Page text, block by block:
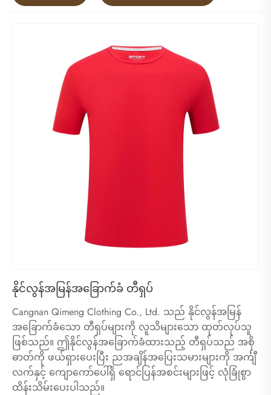
နိုင်လွန်အမြန်အခြောက်ခံ တီရှပ်
Cangnan Qimeng Clothing Co., Ltd. သည် နိုင်လွန်အမြန်
အခြောက်ခံသော တီရှပ်များကို လူသိများသော ထုတ်လုပ်သူ
ဖြစ်သည်။ ဤနိုင်လွန်အခြောက်ခံထားသည့် တီရှပ်သည် အစို
ဓာတ်ကို ဖယ်ရှားပေးပြီး ညအချိန်အပြေးသမားများကို အင်္ကျီ
လက်နှင့် ကျောကော်ပေါ်ရှိ ရောင်ပြန်အစင်းများဖြင့် လုံခြုံစွာ
ထိန်းသိမ်းပေးပါသည်။